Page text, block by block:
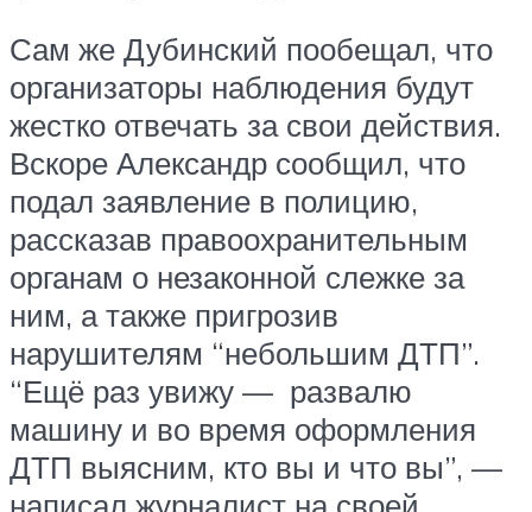
Сам же Дубинский пообещал, что
организаторы наблюдения будут
жестко отвечать за свои действия.
Вскоре Александр сообщил, что
подал заявление в полицию,
рассказав правоохранительным
органам о незаконной слежке за
ним, а также пригрозив
нарушителям “небольшим ДТП”.
“Ещё раз увижу — развалю
машину и во время оформления
ДТП выясним, кто вы и что вы”, —
написал журналист на своей